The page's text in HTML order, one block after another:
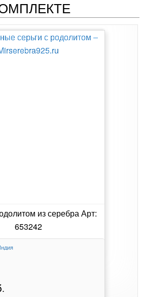
ЗАКАЗА
заказа, чтобы узнать его
статус выполнения